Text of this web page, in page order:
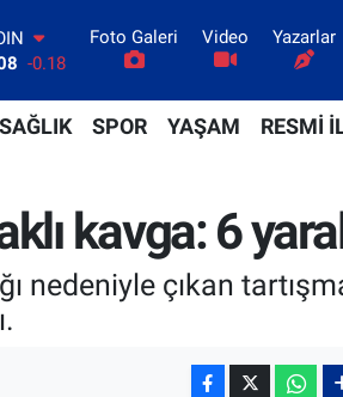
0.18
0.32
0.03
Foto Galeri Video Yazarlar
SAĞLIK SPOR YAŞAM RESMİ
kavga: 6
nedeniyle çıkan